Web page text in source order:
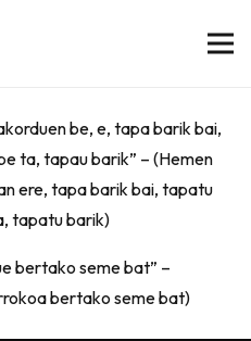
be, e, tapa barik bai,
ta, tapau barik” – (Hemen
ere, tapa barik bai, tapatu
tapatu barik)
bertako seme bat” –
bertako seme bat)